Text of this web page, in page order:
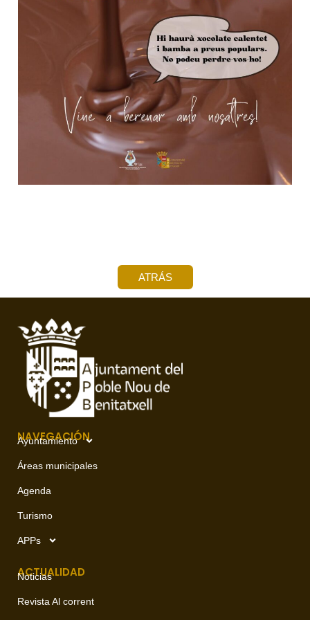
ATRÁS
NAVEGACIÓN
Ayuntamiento
Áreas municipales
Agenda
Turismo
APPs
ACTUALIDAD
Noticias
Revista Al corrent